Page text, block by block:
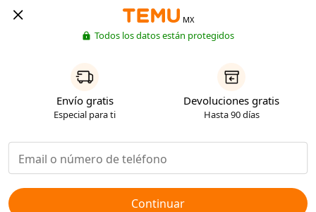
MX
Todos los datos están protegidos
Envío gratis
Especial para ti
Devoluciones gratis
Hasta 90 días
Continuar